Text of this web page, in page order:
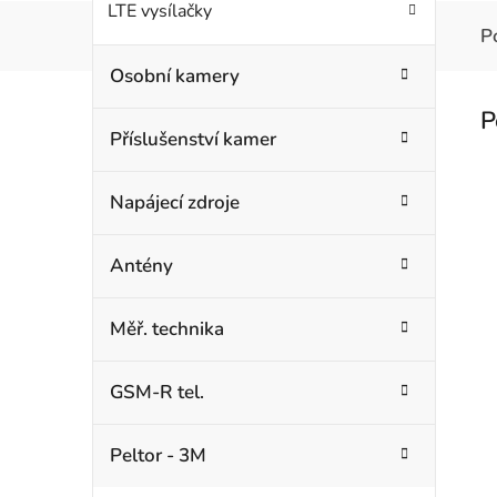
LTE vysílačky
Osobní kamery
Příslušenství kamer
Napájecí zdroje
Antény
Měř. technika
GSM-R tel.
Peltor - 3M